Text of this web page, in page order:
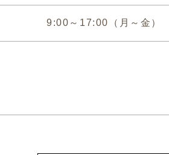
9:00～17:00（月～金）